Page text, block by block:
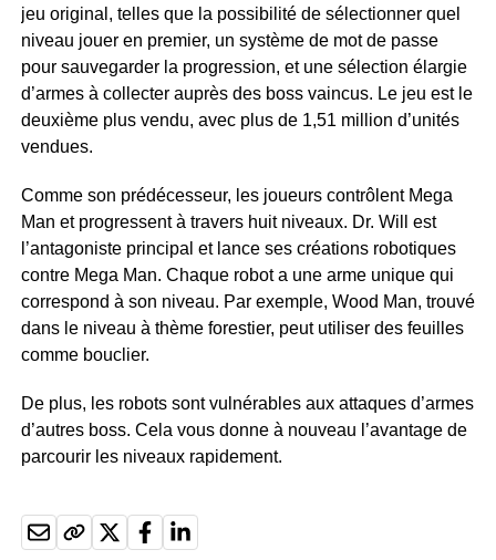
jeu original, telles que la possibilité de sélectionner quel
niveau jouer en premier, un système de mot de passe
pour sauvegarder la progression, et une sélection élargie
d’armes à collecter auprès des boss vaincus. Le jeu est le
deuxième plus vendu, avec plus de 1,51 million d’unités
vendues.
Comme son prédécesseur, les joueurs contrôlent Mega
Man et progressent à travers huit niveaux. Dr. Will est
l’antagoniste principal et lance ses créations robotiques
contre Mega Man. Chaque robot a une arme unique qui
correspond à son niveau. Par exemple, Wood Man, trouvé
dans le niveau à thème forestier, peut utiliser des feuilles
comme bouclier.
De plus, les robots sont vulnérables aux attaques d’armes
d’autres boss. Cela vous donne à nouveau l’avantage de
parcourir les niveaux rapidement.